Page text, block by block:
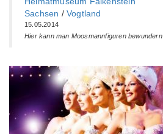
Sachsen /Vogtland
15.05.2014
Hier kann man Moosmannfiguren bewundern